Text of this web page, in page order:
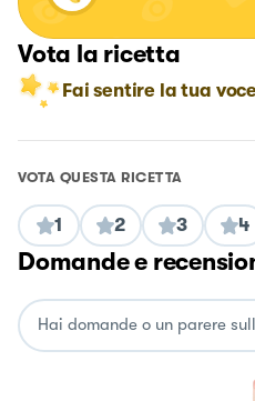
Vota la ricetta
Fai sentire la tua
VOTA QUESTA RICETTA
1 2 3 4
Domande e